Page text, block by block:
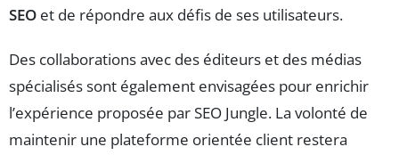
SEO et de répondre aux défis de ses utilisateurs.
Des collaborations avec des éditeurs et des médias
spécialisés sont également envisagées pour enrichir
l’expérience proposée par SEO Jungle. La volonté de
maintenir une plateforme orientée client restera